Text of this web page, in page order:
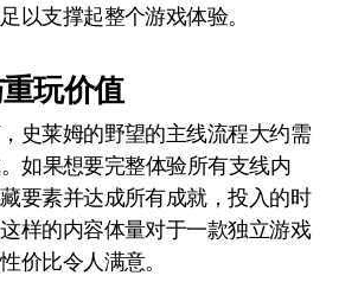
以支撑起整个游戏体验。
玩价值
史莱姆的野望的主线流程大约需
如果想要完整体验所有支线内
要素并达成所有成就，投入的时
样的内容体量对于一款独立游戏
价比令人满意。